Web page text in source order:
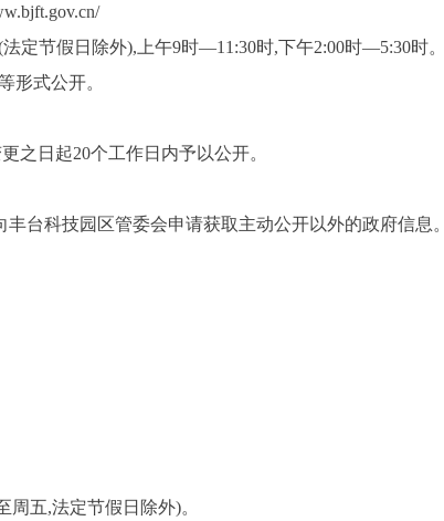
定节假日除外),上午9时—11 :30时,下午2:00时—5:30时。
形式公开。
之日起20个工作日内予以公开。
台科技园区管委会申请获取主动公开以外的政府信息。
周五,法定节假日除外)。